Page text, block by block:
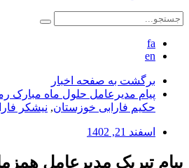
fa
en
برگشت به صفحه اخبار
پیام مدیرعامل حلول ماه مبارک
حکیم فارابی خوزستان, نیشکر
اسفند 21, 1402
پیام تبریک مدیرعامل